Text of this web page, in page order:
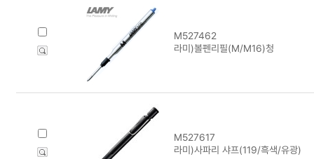
M527462
라미)볼펜리필(M/M16)청
M527617
라미)사파리 샤프(119/흑색/유광)